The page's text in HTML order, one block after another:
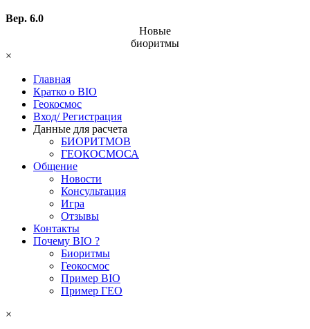
Вер. 6.0
Новые
биоритмы
×
Главная
Кратко о BIO
Геокосмос
Вход/ Регистрация
Данные для расчета
БИОРИТМОВ
ГЕОКОСМОСА
Общение
Новости
Консультация
Игра
Отзывы
Контакты
Почему BIO ?
Биоритмы
Геокосмос
Пример BIO
Пример ГЕО
×